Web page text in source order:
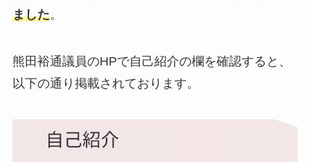
ました。
熊田裕通議員のHPで自己紹介の欄を確認すると、
以下の通り掲載されております。